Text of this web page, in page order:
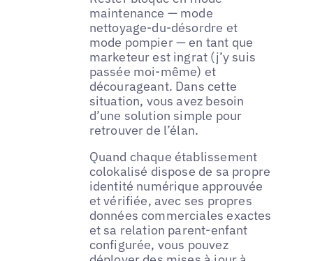
maintenance — mode
nettoyage-du-désordre et
mode pompier — en tant que
marketeur est ingrat (j’y suis
passée moi-même) et
décourageant. Dans cette
situation, vous avez besoin
d’une solution simple pour
retrouver de l’élan.
Quand chaque établissement
colokalisé dispose de sa propre
identité numérique approuvée
et vérifiée, avec ses propres
données commerciales exactes
et sa relation parent-enfant
configurée, vous pouvez